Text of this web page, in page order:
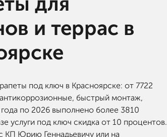
и террас в
под ключ в Красноярске: от 7722
антикоррозионные, быстрый монтаж,
по 2026 выполнено более 3810
услуги под ключ скидка от 10 процентов.
КП Юрию Геннадьевичу или на